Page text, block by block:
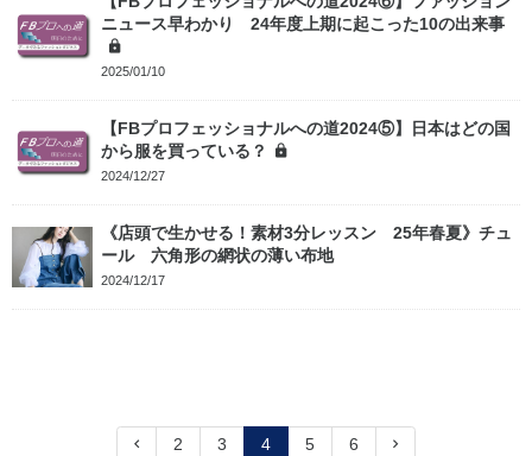
ニュース早わかり 24年度上期に起こった10の出来事
2025/01/10
【FBプロフェッショナルへの道2024⑤】日本はどの国
から服を買っている？
2024/12/27
《店頭で生かせる！素材3分レッスン 25年春夏》チュ
ール 六角形の網状の薄い布地
2024/12/17
2 3 4 5 6